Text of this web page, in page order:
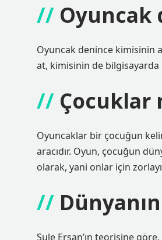
Oyuncak
Oyuncak denince kimisinin
at, kimisinin de bilgisayarda
Çocuklar
Oyuncaklar bir çocuğun
aracıdır. Oyun, çocuğun
olarak, yani onlar için
Şule Erşan’ın teorisine